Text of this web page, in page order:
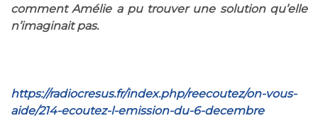
comment Amélie a pu trouver une solution qu’elle
n’imaginait pas.
https://radiocresus.fr/index.php/reecoutez/on-vous-
aide/214-ecoutez-l-emission-du-6-decembre